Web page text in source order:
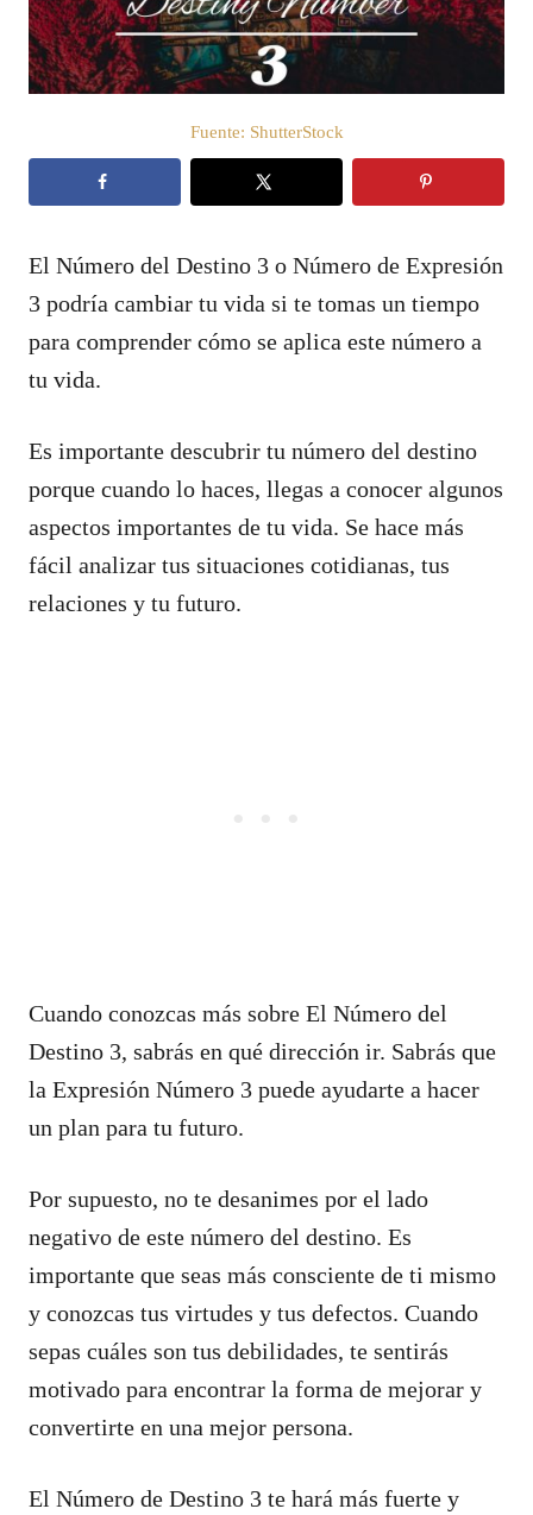
e
l
Fuente: ShutterStock
El Número del Destino 3 o Número de Expresión
3 podría cambiar tu vida si te tomas un tiempo
para comprender cómo se aplica este número a
tu vida.
Es importante descubrir tu número del destino
porque cuando lo haces, llegas a conocer algunos
aspectos importantes de tu vida. Se hace más
fácil analizar tus situaciones cotidianas, tus
relaciones y tu futuro.
Cuando conozcas más sobre El Número del
Destino 3, sabrás en qué dirección ir. Sabrás que
la Expresión Número 3 puede ayudarte a hacer
un plan para tu futuro.
Por supuesto, no te desanimes por el lado
negativo de este número del destino. Es
importante que seas más consciente de ti mismo
y conozcas tus virtudes y tus defectos. Cuando
sepas cuáles son tus debilidades, te sentirás
motivado para encontrar la forma de mejorar y
convertirte en una mejor persona.
El Número de Destino 3 te hará más fuerte y